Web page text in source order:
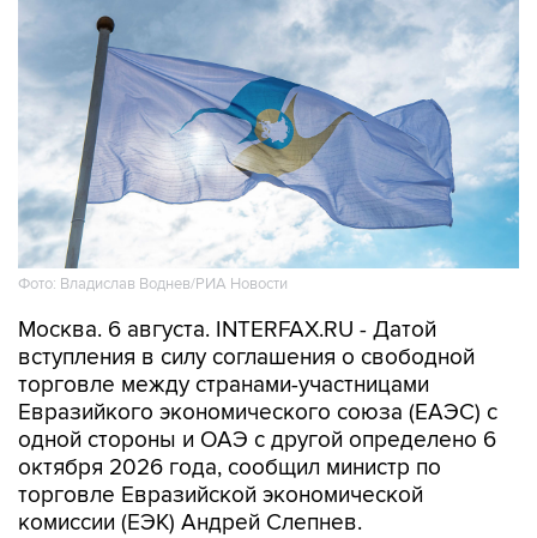
Фото: Владислав Воднев/РИА Новости
Москва. 6 августа. INTERFAX.RU - Датой
вступления в силу соглашения о свободной
торговле между странами-участницами
Евразийкого экономического союза (ЕАЭС) с
одной стороны и ОАЭ с другой определено 6
октября 2026 года, сообщил министр по
торговле Евразийской экономической
комиссии (ЕЭК) Андрей Слепнев.